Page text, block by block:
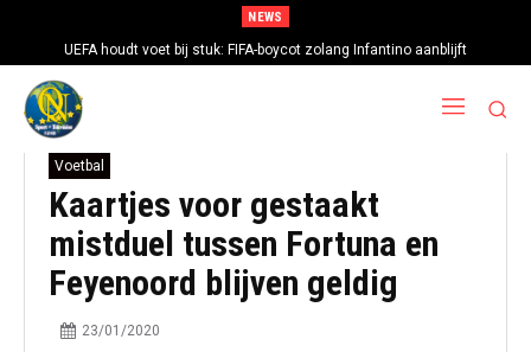
NEWS
UEFA houdt voet bij stuk: FIFA-boycot zolang Infantino aanblijft
Voetbal
Kaartjes voor gestaakt
mistduel tussen Fortuna en
Feyenoord blijven geldig
23/01/2020